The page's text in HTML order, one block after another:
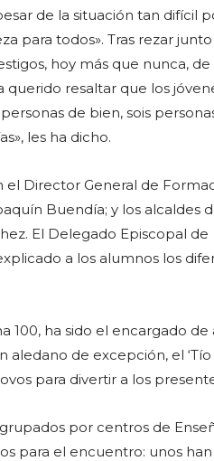
de la situación tan difícil
para todos». Tras rezar junto
hoy más que nunca, de
querido resaltar que los
de bien, sois
les ha dicho.
Director General de
Buendía; y los alcaldes
El Delegado Episcopal de
a los alumnos los
100, ha sido el encargado de
de excepción, el ‘Tío
para divertir a los
por centros de
para el encuentro: unos